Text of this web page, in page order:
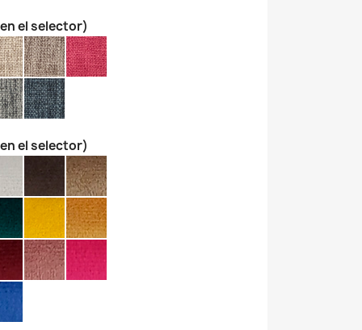
el selector)
el selector)